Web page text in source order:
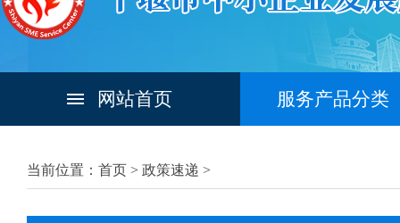
网站首页 服务产品分类
当前位置：首页 > 政策速递 >